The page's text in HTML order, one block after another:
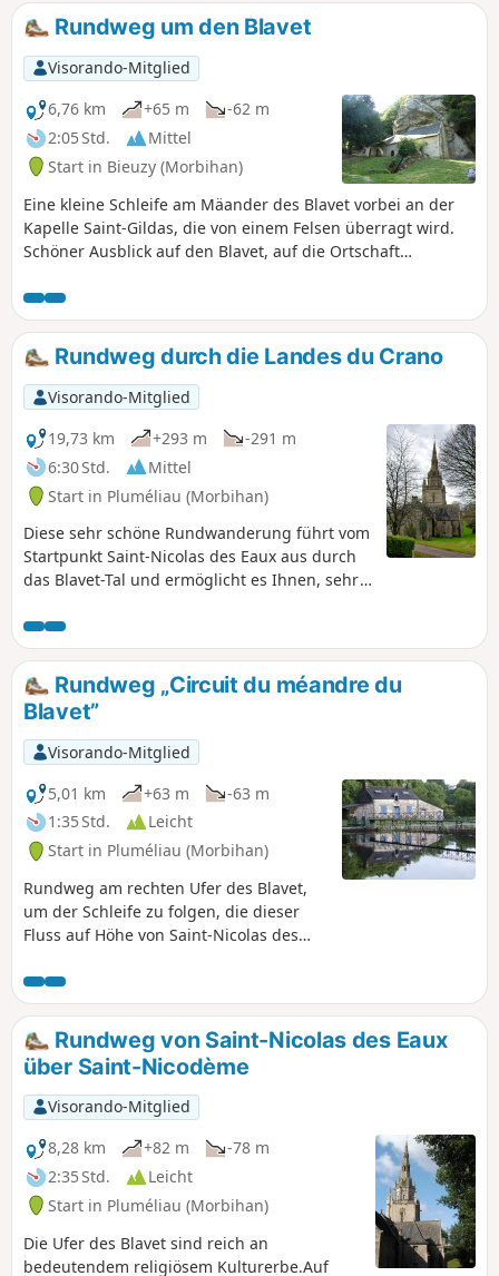
Entdeckungsreise durch die Landschaft
von Inguiniel. Sie werden von den
charakteristischen Häusern, der Kapelle
von Lochrist, dem Kirchhof und dem
Brunnen begeistert sein.
Rundweg um den Blavet
Visorando-Mitglied
6,76 km
+65 m
-62 m
2:05 Std.
Mittel
Start in Bieuzy (Morbihan)
Eine kleine Schleife am Mäander des Blavet vorbei an der
Kapelle Saint-Gildas, die von einem Felsen überragt wird.
Schöner Ausblick auf den Blavet, auf die Ortschaft
Passagen auf dem Rückweg, aber ohne große
Schwierigkeiten.
Rundweg durch die Landes du Crano
Visorando-Mitglied
19,73 km
+293 m
-291 m
6:30 Std.
Mittel
Start in Pluméliau (Morbihan)
Diese sehr schöne Rundwanderung führt vom
Startpunkt Saint-Nicolas des Eaux aus durch
das Blavet-Tal und ermöglicht es Ihnen, sehr
Lande du Crano) sowie bemerkenswerte
Elemente des bretonischen Kulturerbes
(Halbhöhlenkapelle Saint-Gildas, Adelshäuser
von Bieuzy, Kapelle Saint-Nicodème,
Schleusen) zu entdecken. Dieser Spaziergang
ist recht gut markiert (gelbePR®-
Markierungen).
Rundweg „Circuit du méandre du
Blavet”
Visorando-Mitglied
5,01 km
+63 m
-63 m
1:35 Std.
Leicht
Start in Pluméliau (Morbihan)
Rundweg am rechten Ufer des Blavet,
um der Schleife zu folgen, die dieser
Fluss auf Höhe von Saint-Nicolas des
Rundweg von Saint-Nicolas des Eaux
über Saint-Nicodème
Visorando-Mitglied
8,28 km
+82 m
-78 m
2:35 Std.
Leicht
Start in Pluméliau (Morbihan)
Die Ufer des Blavet sind reich an
bedeutendem religiösem Kulturerbe.Auf